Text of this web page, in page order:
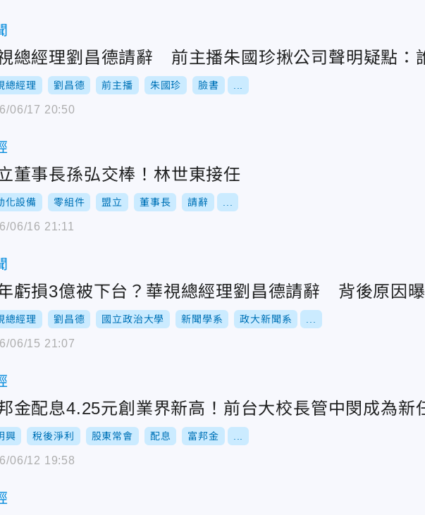
總經理劉昌德請辭 前主播朱國珍揪公司聲明疑點：
總經理 劉昌德 前主播 朱國珍 臉書
06/17 20:50
董事長孫弘交棒！林世東接任
化設備 零組件 盟立 董事長 請辭
06/16 21:11
虧損3億被下台？華視總經理劉昌德請辭 背後原因
總經理 劉昌德 國立政治大學 新聞學系 政大新聞系
06/15 21:07
金配息4.25元創業界新高！前台大校長管中閔成為新
興 稅後淨利 股東常會 配息 富邦金
06/12 19:58